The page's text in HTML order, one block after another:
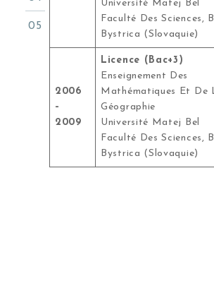
Université Matej Bel
Faculté Des Sciences,
Bystrica (Slovaquie)
2006
–
2009
Licence (Bac+3)
Enseignement Des
Mathématiques Et De
Géographie
Université Matej Bel
Faculté Des Sciences,
Bystrica (Slovaquie)